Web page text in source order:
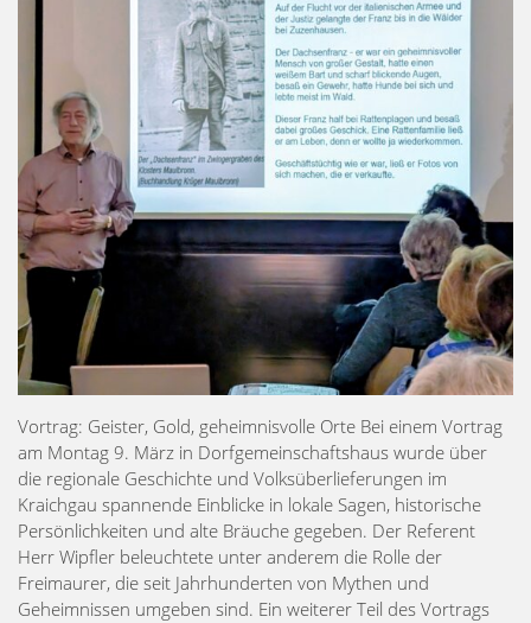
Vortrag: Geister, Gold, geheimnisvolle Orte Bei einem Vortrag
am Montag 9. März in Dorfgemeinschaftshaus wurde über
die regionale Geschichte und Volksüberlieferungen im
Kraichgau spannende Einblicke in lokale Sagen, historische
Persönlichkeiten und alte Bräuche gegeben. Der Referent
Herr Wipfler beleuchtete unter anderem die Rolle der
Freimaurer, die seit Jahrhunderten von Mythen und
Geheimnissen umgeben sind. Ein weiterer Teil des Vortrags